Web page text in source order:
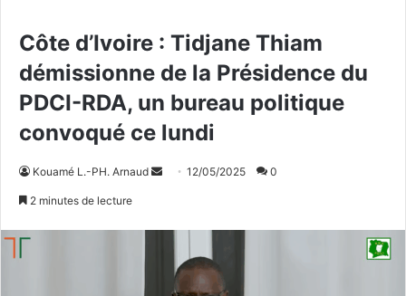
Côte d’Ivoire : Tidjane Thiam
démissionne de la Présidence du
PDCI-RDA, un bureau politique
convoqué ce lundi
Kouamé L.-PH. Arnaud 12/05/2025 0
2 minutes de lecture